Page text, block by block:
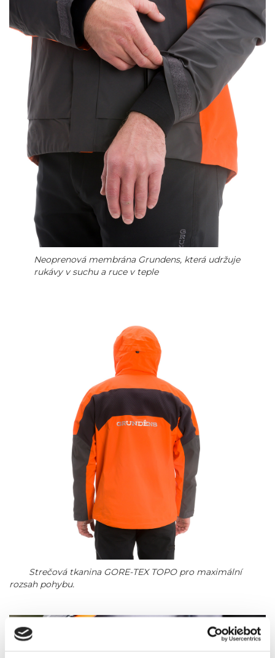
Neoprenová membrána Grundens, která udržuje
rukávy v suchu a ruce v teple
Strečová tkanina GORE-TEX TOPO pro maximální
rozsah pohybu.